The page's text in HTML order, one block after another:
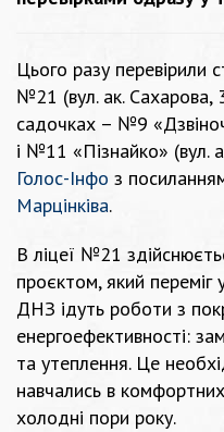
Цього разу перевірили
№21 (вул. ак.
садочках – №9
і №11 «Пізнайко» (вул.
Голос-Інфо з
Марцінківа.
В ліцеї №21
проєктом, який переміг
ДНЗ ідуть роботи з
енергоефективності:
та утеплення. Це
навчались в
холодні пори року.